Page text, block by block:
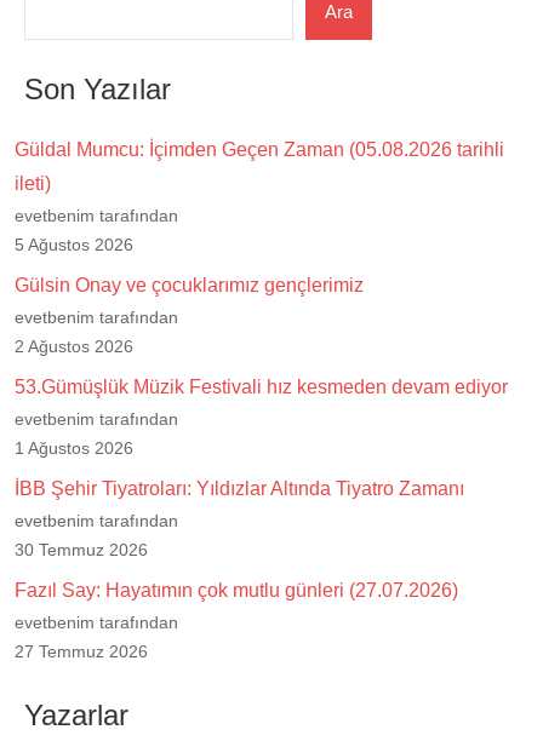
Ara
Son Yazılar
Güldal Mumcu: İçimden Geçen Zaman (05.08.2026 tarihli
ileti)
evetbenim tarafından
5 Ağustos 2026
Gülsin Onay ve çocuklarımız gençlerimiz
evetbenim tarafından
2 Ağustos 2026
53.Gümüşlük Müzik Festivali hız kesmeden devam ediyor
evetbenim tarafından
1 Ağustos 2026
İBB Şehir Tiyatroları: Yıldızlar Altında Tiyatro Zamanı
evetbenim tarafından
30 Temmuz 2026
Fazıl Say: Hayatımın çok mutlu günleri (27.07.2026)
evetbenim tarafından
27 Temmuz 2026
Yazarlar